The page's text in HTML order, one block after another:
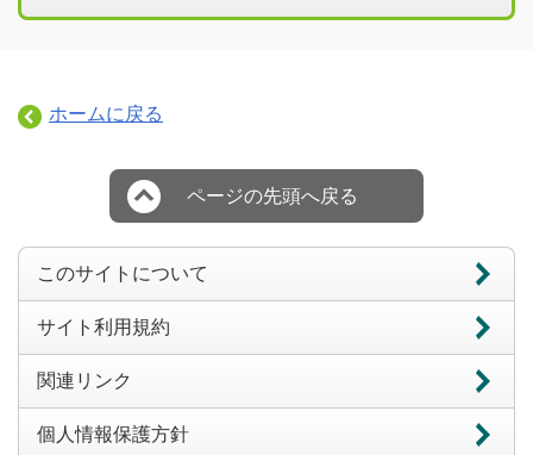
ホームに戻る
ページの先頭へ戻る
このサイトについて
サイト利用規約
関連リンク
個人情報保護方針